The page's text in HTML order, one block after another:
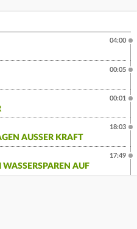
04:00
00:05
00:01
AUSSER KRAFT
18:03
AUF
17:49